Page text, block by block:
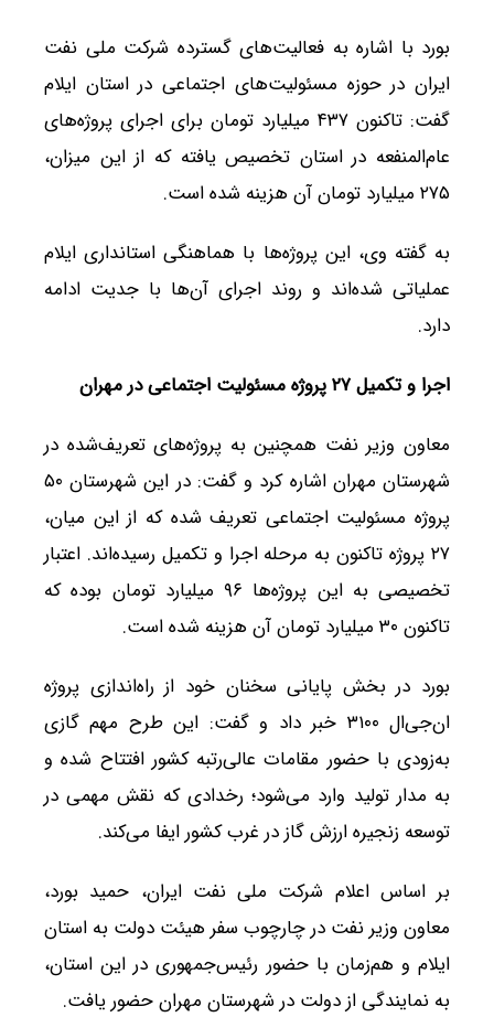
بورد با اشاره به فعالیت‌های گسترده شرکت ملی نفت
ایران در حوزه مسئولیت‌های اجتماعی در استان ایلام
گفت: تاکنون ۴۳۷ میلیارد تومان برای اجرای پروژه‌های
عام‌المنفعه در استان تخصیص یافته که از این میزان،
۲۷۵ میلیارد تومان آن هزینه شده است.
به گفته وی، این پروژه‌ها با هماهنگی استانداری ایلام
عملیاتی شده‌اند و روند اجرای آن‌ها با جدیت ادامه
دارد.
اجرا و تکمیل ۲۷ پروژه مسئولیت اجتماعی در مهران
معاون وزیر نفت همچنین به پروژه‌های تعریف‌شده در
شهرستان مهران اشاره کرد و گفت: در این شهرستان ۵۰
پروژه مسئولیت اجتماعی تعریف شده که از این میان،
۲۷ پروژه تاکنون به مرحله اجرا و تکمیل رسیده‌اند. اعتبار
تخصیصی به این پروژه‌ها ۹۶ میلیارد تومان بوده که
تاکنون ۳۰ میلیارد تومان آن هزینه شده است.
بورد در بخش پایانی سخنان خود از راه‌اندازی پروژه
ان‌جی‌ال ۳۱۰۰ خبر داد و گفت: این طرح مهم گازی
به‌زودی با حضور مقامات عالی‌رتبه کشور افتتاح شده و
به مدار تولید وارد می‌شود؛ رخدادی که نقش مهمی در
توسعه زنجیره ارزش گاز در غرب کشور ایفا می‌کند.
بر اساس اعلام شرکت ملی نفت ایران، حمید بورد،
معاون وزیر نفت در چارچوب سفر هیئت دولت به استان
ایلام و هم‌زمان با حضور رئیس‌جمهوری در این استان،
به نمایندگی از دولت در شهرستان مهران حضور یافت.